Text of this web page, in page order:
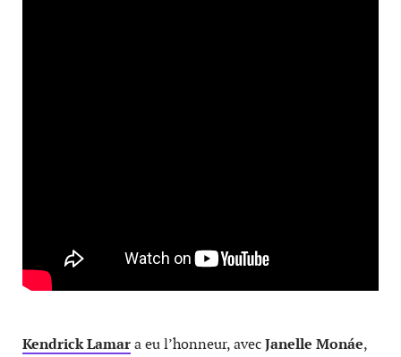
Kendrick Lamara eu l’honneur, avecJanelle Monáe,